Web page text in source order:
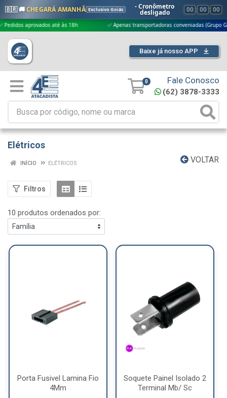
🇧🇷 🚚CHEGARÁ AMANHÃ Exclusivo Goiás - Cronômetro
desligado 00 : 00 : 00
aprovados até às 18h ✅ Apenas transportadoras conveniadas (Grupo G5)
Baixe já nosso APP
0 Fale Conosco
(62) 3878-3333
Elétricos
VOLTAR
INÍCIO ELÉTRICOS
Filtros
10 produtos ordenados por:
Porta Fusivel Lamina Fio
4Mm
Soquete Painel Isolado 2
Terminal Mb/ Sc